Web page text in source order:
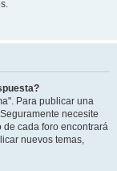
Para publicar una
necesite
de cada foro encontrará
nuevos temas,